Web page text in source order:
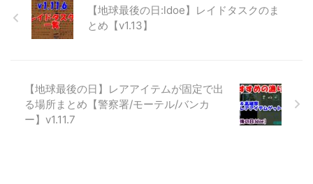
か？逆に作らなくていいものは？
がわからないと思います。 そこ
で今回はクラフトの紹介と作らな
らもご覧下さい。 またこの情報
は2018/5のものです。 ⇒【Last
day on earth攻略まとめ】初心者
【地球最後の日:ldoe】レイドタスクのま
とめ【v1.13】
【地球最後の日】レアアイテムが固定で出
る場所まとめ【警察署/モーテル/バンカ
ー】v1.11.7